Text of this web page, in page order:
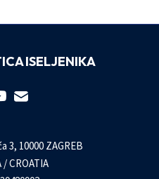
ISELJENIKA
3, 10000 ZAGREB
/ CROATIA